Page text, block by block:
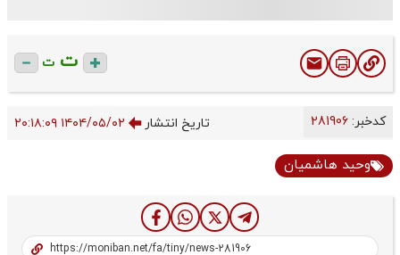
ت ت
کدخبر: تاریخ انتشار ۱۴۰۴/۰۵/۰۲ ۲۰:۱۸:۰۹
وحید هاشمیان